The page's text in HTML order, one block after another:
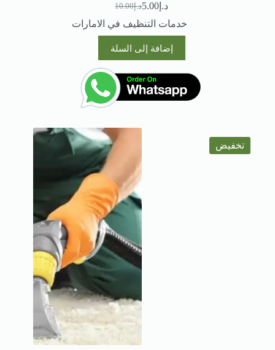
د.إ10.00
السعر
الأصلي
هو:
د.إ 5.00السعر
الحالي
هو:
خدمات التنظيف في الامارات
إضافة إلى السلة
تخفيض